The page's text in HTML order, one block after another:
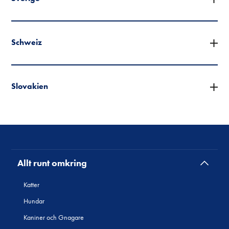
Schweiz
Slovakien
Allt runt omkring
Katter
Hundar
Kaniner och Gnagare